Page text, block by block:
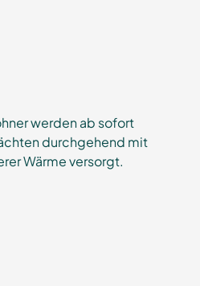
werden ab sofort
durchgehend mit
Wärme versorgt.